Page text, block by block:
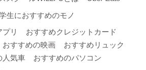
生におすすめのモノ
リ
おすすめクレジットカード
おすすめの映画
おすすめリュック
人気車
おすすめのパソコン